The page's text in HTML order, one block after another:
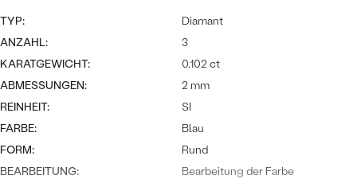
Wave Kollektion
ANSEHEN
ANSEHEN
TYP:
Diamant
ANZAHL:
3
KARATGEWICHT:
0.102 ct
ABMESSUNGEN:
2 mm
REINHEIT:
SI
FARBE:
Blau
FORM:
Rund
BEARBEITUNG:
Bearbeitung der Farbe